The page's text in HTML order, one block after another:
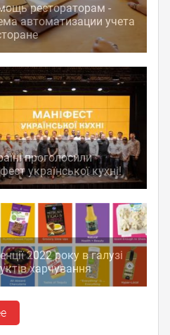
рестораторам -
автоматизации учета
проголосили
української кухні!
2022 року в галузі
харчування